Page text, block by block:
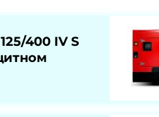
400 IV S